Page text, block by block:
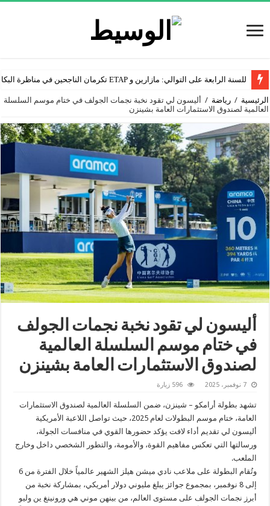
للسنة الرابعة على التوالي: مازارين و ETAP تكرمان الناجحين في مناظرة البكالوريا
الرئيسية / رياضة / أليسون لي تقود نخبة نجمات الجولف في ختام موسم السلسلة
العالمية لصندوق الاستثمارات العامة بشينزن
أليسون لي تقود نخبة نجمات الجولف
في ختام موسم السلسلة العالمية
لصندوق الاستثمارات العامة بشينزن
7 نوفمبر، 2025 596 زيارة
تشهد بطولة أرامكو – شينزن، ضمن السلسلة العالمية لصندوق الاستثمارات
العامة، ختام موسم البطولات لعام 2025، حيث تواصل اللاعبة الأمريكية
أليسون لي تقديم أداء لافت يؤكد حضورها القوي في منافسات الجولة،
ورسالتها التي تعكس مفاهيم القوة، والأمومة، والتطور الشخصي داخل وخارج
الملعب.
وتُقام البطولة على ملاعب نادي ميشن هيلز الشهير عالمياً خلال الفترة من 6
إلى 8 نوفمبر، بمجموع جوائز يبلغ مليوني دولار أمريكي، بمشاركة نخبة من
أبرز نجمات الجولف على مستوى العالم، من بينهن موني هي ورونينغ ين وليو